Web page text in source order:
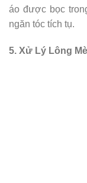
áo được bọc
ngăn tóc tích tụ.
5. Xử Lý Lông